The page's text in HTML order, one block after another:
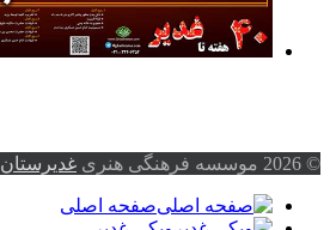
© 2026 موسسه فرهنگی هنری غدیرستان
صفحه اصلی